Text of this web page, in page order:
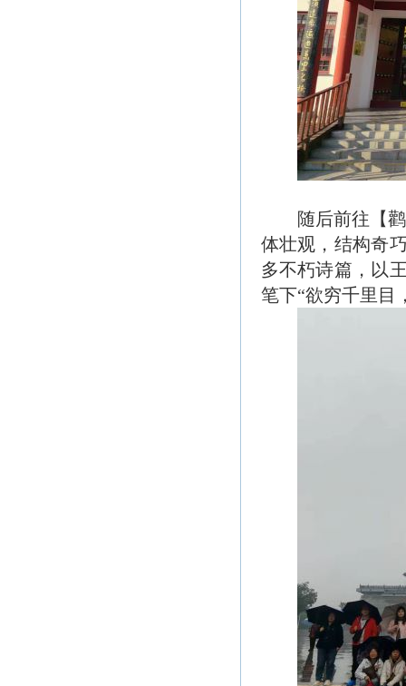
随后前往【
体壮观，结构奇
多不朽诗篇，以
笔下“欲穷千里目